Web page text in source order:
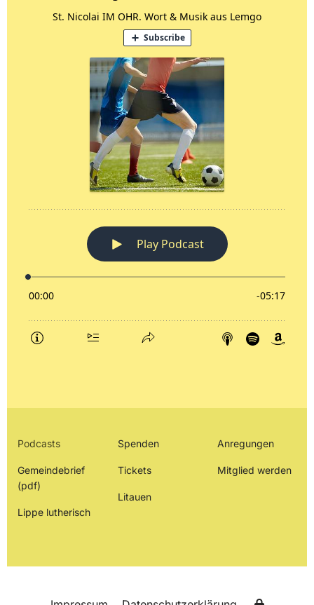
Podcasts
Gemeindebrief
(pdf)
Lippe lutherisch
Spenden
Tickets
Litauen
Anregungen
Mitglied werden